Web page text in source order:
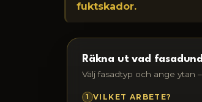
fuktskador.
Räkna ut vad
Välj fasadtyp och ange ytan
1 VILKET ARBETE?